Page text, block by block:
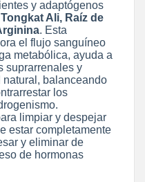
y adaptógenos
Tongkat Ali, Raíz de
. Esta
el flujo sanguíneo
metabólica, ayuda a
suprarrenales y
balanceando
los
limpiar y despejar
estar completamente
y eliminar de
de hormonas